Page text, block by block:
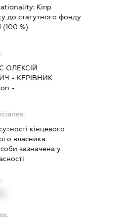
Кіпр
до статутного фонду
(100 %)
ОЛЕКСІЙ
- КЕРІВНИК
-
кінцевого
власника
зазначена у